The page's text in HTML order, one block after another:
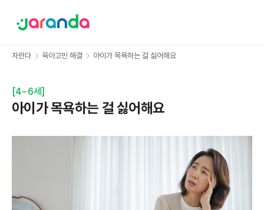
자란다 육아고민 해결 아이가 목욕하는 걸 싫어해요
[4~6세 ]
아이가 목욕하는 걸 싫어해요